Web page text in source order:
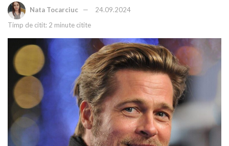
Nata Tocarciuc
24.09.2024
Timp de citit: 2 minute citite